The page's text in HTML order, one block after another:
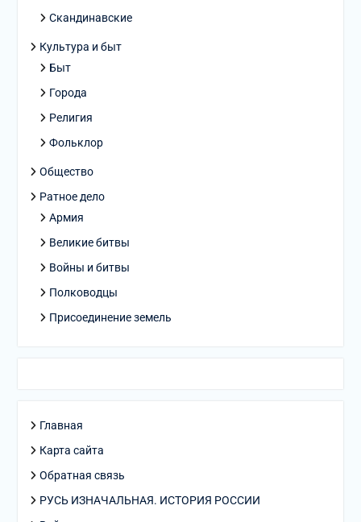
Скандинавские
Культура и быт
Быт
Города
Религия
Фольклор
Общество
Ратное дело
Армия
Великие битвы
Войны и битвы
Полководцы
Присоединение земель
Главная
Карта сайта
Обратная связь
РУСЬ ИЗНАЧАЛЬНАЯ. ИСТОРИЯ РОССИИ